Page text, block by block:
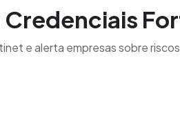
Credenciais
e alerta empresas sobre